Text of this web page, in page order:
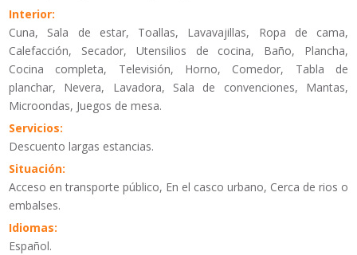
Interior:
Cuna, Sala de estar, Toallas, Lavavajillas, Ropa de cama,
Calefacción, Secador, Utensilios de cocina, Baño, Plancha,
Cocina completa, Televisión, Horno, Comedor, Tabla de
planchar, Nevera, Lavadora, Sala de convenciones, Mantas,
Microondas, Juegos de mesa.
Servicios:
Descuento largas estancias.
Situación:
Acceso en transporte público, En el casco urbano, Cerca de rios o
embalses.
Idiomas:
Español.